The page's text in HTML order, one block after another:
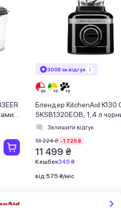
300₴ за відгук
Блендер KitchenAid K130
5KSB1320EOB, 1,4 л
Залишити відгук
13 224 ₴ -1 725 ₴
11 499 ₴
Кешбек345 ₴
від 575 ₴/міс